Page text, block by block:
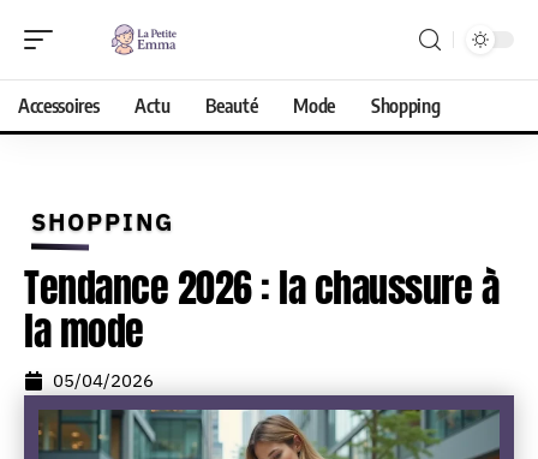
Accessoires Actu Beauté Mode Shopping
SHOPPING
Tendance 2026 : la chaussure à
la mode
05/04/2026